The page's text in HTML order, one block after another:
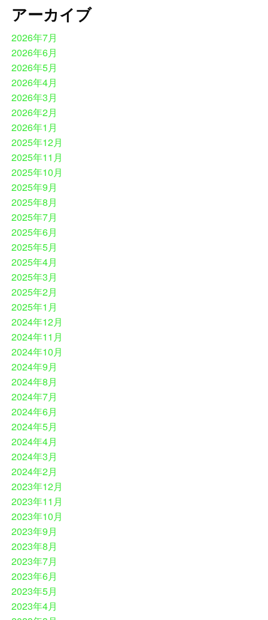
アーカイブ
2026年7月
2026年6月
2026年5月
2026年4月
2026年3月
2026年2月
2026年1月
2025年12月
2025年11月
2025年10月
2025年9月
2025年8月
2025年7月
2025年6月
2025年5月
2025年4月
2025年3月
2025年2月
2025年1月
2024年12月
2024年11月
2024年10月
2024年9月
2024年8月
2024年7月
2024年6月
2024年5月
2024年4月
2024年3月
2024年2月
2023年12月
2023年11月
2023年10月
2023年9月
2023年8月
2023年7月
2023年6月
2023年5月
2023年4月